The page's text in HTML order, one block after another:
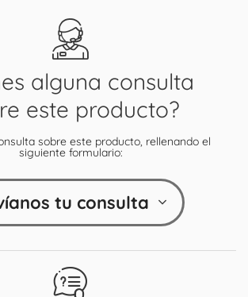
alguna consulta
este producto?
sobre este producto, rellenando el
siguiente formulario:
tu consulta